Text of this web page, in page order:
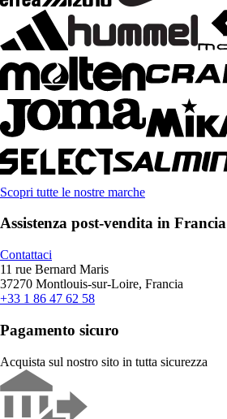
Scopri tutte le nostre marche
Assistenza post-vendita in Francia
Contattaci
11 rue Bernard Maris
37270 Montlouis-sur-Loire, Francia
+33 1 86 47 62 58
Pagamento sicuro
Acquista sul nostro sito in tutta sicurezza